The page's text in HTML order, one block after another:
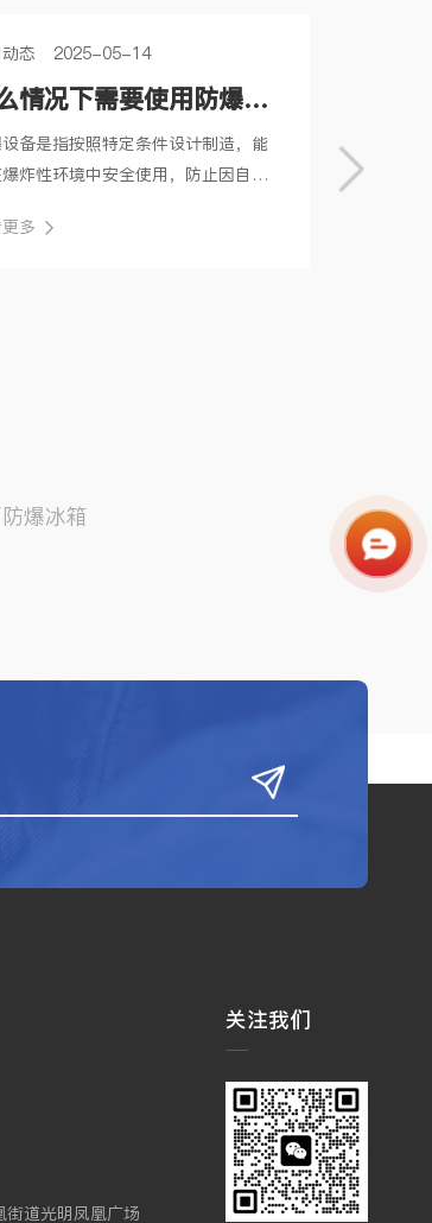
动态 2025-05-14
情况下需要使用防爆设
备是指按照特定条件设计制造，能
炸性环境中安全使用，防止因自身
么，究竟···
多
爆冰箱
道光明凤凰广场
关注我们